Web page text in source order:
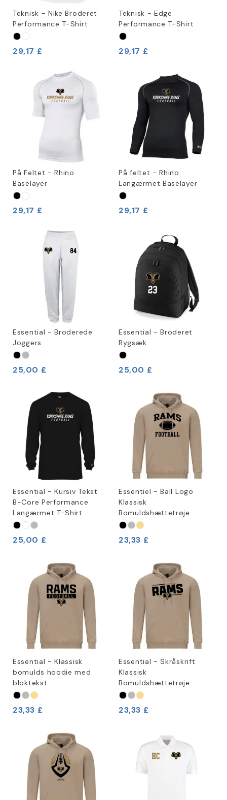
Teknisk - Nike Broderet
Performance T-Shirt
29,17 £
Teknisk - Edge
Performance T-Shirt
29,17 £
På Feltet - Rhino
Baselayer
29,17 £
På feltet - Rhino
Langærmet Baselayer
29,17 £
Essential - Broderede
Joggers
25,00 £
Essential - Broderet
Rygsæk
25,00 £
Essential - Kursiv Tekst
B-Core Performance
Langærmet T-Shirt
25,00 £
Essentiel - Ball Logo
Klassisk
Bomuldshættetrøje
23,33 £
Essential - Klassisk
bomulds hoodie med
bloktekst
23,33 £
Essential - Skråskrift
Klassisk
Bomuldshættetrøje
23,33 £